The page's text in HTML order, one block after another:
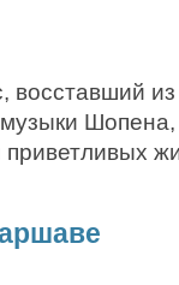
восставший
Шопена,